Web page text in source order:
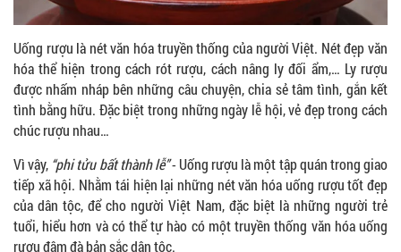
Uống rượu là nét văn hóa truyền thống của người Việt. Nét đẹp văn
hóa thể hiện trong cách rót rượu, cách nâng ly đối ẩm,… Ly rượu
được nhấm nháp bên những câu chuyện, chia sẻ tâm tình, gắn kết
tình bằng hữu. Đặc biệt trong những ngày lễ hội, vẻ đẹp trong cách
chúc rượu nhau…
Vì vậy, “phi tửu bất thành lễ”- Uống rượu là một tập quán trong giao
tiếp xã hội. Nhằm tái hiện lại những nét văn hóa uống rượu tốt đẹp
của dân tộc, để cho người Việt Nam, đặc biệt là những người trẻ
tuổi, hiểu hơn và có thể tự hào có một truyền thống văn hóa uống
rượu đậm đà bản sắc dân tộc.